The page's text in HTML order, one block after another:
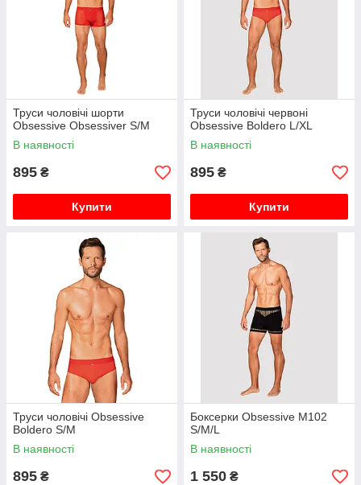
Труси чоловічі шорти
Obsessive Obsessiver S/M
В наявності
895 ₴
Купити
Труси чоловічі червоні
Obsessive Boldero L/XL
В наявності
895 ₴
Купити
Труси чоловічі Obsessive
Boldero S/M
В наявності
895 ₴
Боксерки Obsessive M102
S/M/L
В наявності
1 550 ₴